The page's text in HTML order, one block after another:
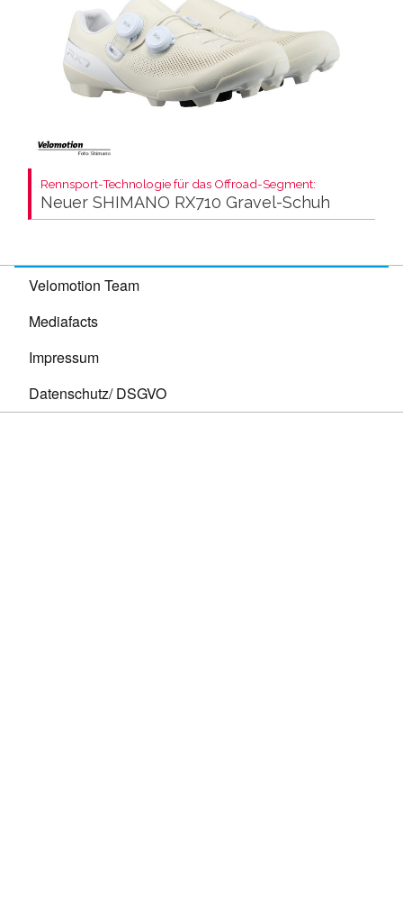
Rennsport-Technologie für das Offroad-Segment:
Neuer SHIMANO RX710 Gravel-Schuh
Velomotion Team
Mediafacts
Impressum
Datenschutz/ DSGVO